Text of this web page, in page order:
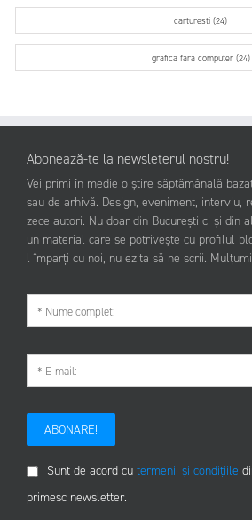
carturesti (24)
grafica fara computer (24)
Abonează-te la newsleterul nostru!
Vei primi în medie o știre săptămânală
sau de arhivă. Design, eveniment, interviu,
zece autori. Nu doar din București ci și din
un material care se potrivește cu profilul
l împarți cu noi, nu ezita să ne scrii.
ABONARE!
Sunt de acord cu termenii și condițiile
primesc newsletter.